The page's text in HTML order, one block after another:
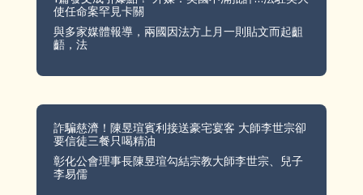
使任命案罕見卡關
與多家媒體報導，兩國因法方上月一則貼文而起齟
齬，法
詐騙慈濟！陳昱瑄賓利接送豪宅宴客 大師李世宗卻
要信徒三餐只喝精油
彰化公會理事長陳昱瑄勾結宗教大師李世宗、兒子
李易儒